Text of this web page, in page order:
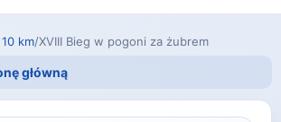
km/XVIII Bieg w pogoni za żubrem
główną